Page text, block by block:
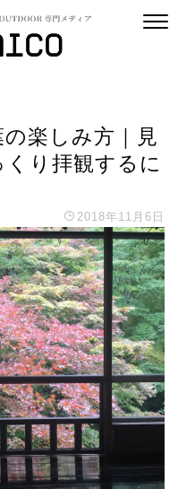
楽しみ方｜見
り拝観するに
2018年11月6日